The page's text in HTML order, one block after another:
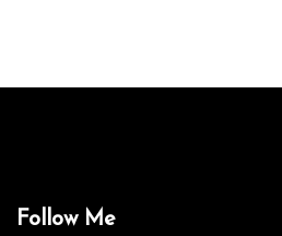
Follow Me